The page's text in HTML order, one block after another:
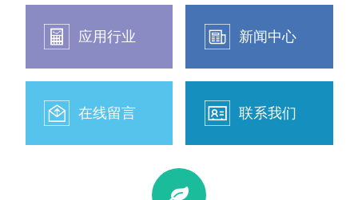
应用行业 新闻中心
在线留言 联系我们